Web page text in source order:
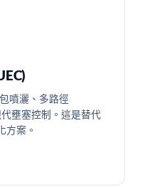
噴灑、多路徑
壅塞控制。這是替代
方案。